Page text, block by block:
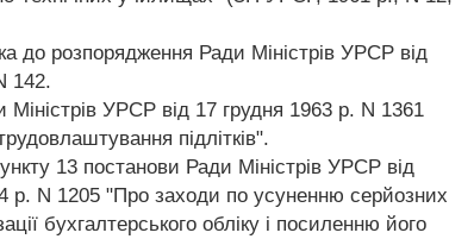
до розпорядження Ради Міністрів УРСР від
142.
УРСР від 17 грудня 1963 р. N 1361
підлітків".
13 постанови Ради Міністрів УРСР від
р. N 1205 "Про заходи по усуненню серйозних
бухгалтерського обліку і посиленню його